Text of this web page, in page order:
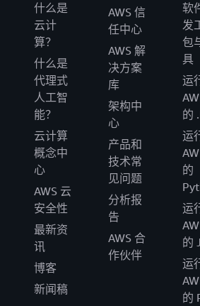
什么是
云计
算？
什么是
代理式
人工智
能？
云计算
概念中
心
AWS 云
安全性
最新资
讯
博客
新闻稿
AWS 信
任中心
AWS 解
决方案
库
架构中
心
产品和
技术常
见问题
分析报
告
AWS 合
作伙伴
软
发
包
具
运
的
运
的
运
的
运
的